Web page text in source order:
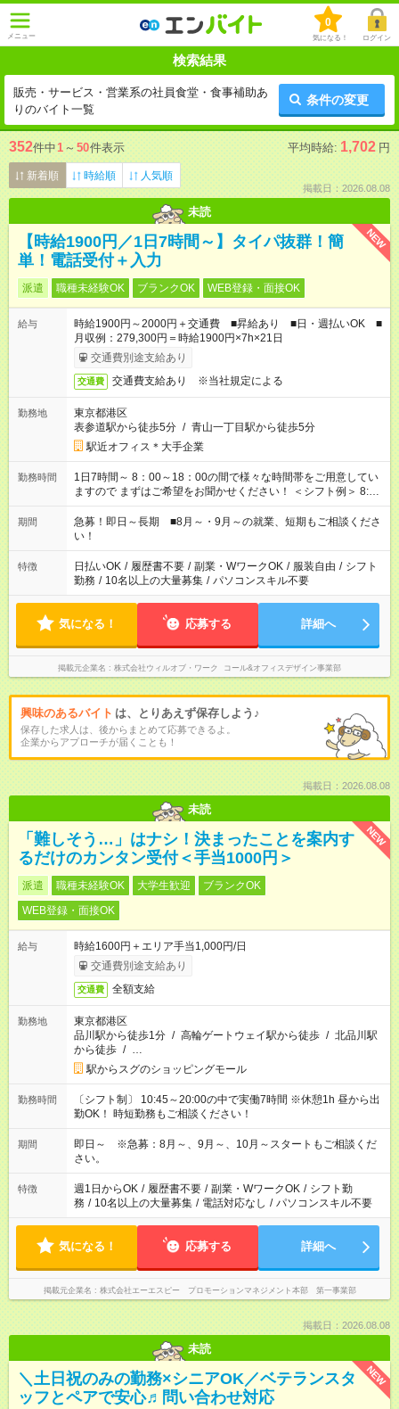
メニュー
0
気になる！ ログイン
検索結果
販売・サービス・営業系の社員食堂・食事補助あ
りのバイト一覧
条件の変更
352件中1 ～ 50件表示 平均時給: 1,702 円
新着順 時給順 人気順
掲載日：2026.08.08
未読
NEW
【時給1900円／1日7時間～】タイパ抜群！簡
単！電話受付＋入力
派遣 職種未経験OK ブランクOK WEB登録・面接OK
給与
時給1900円～2000円＋交通費 ■昇給あり ■日・週払いOK ■
月収例：279,300円＝時給1900円×7h×21日
交通費別途支給あり
交通費 交通費支給あり ※当社規定による
勤務地
東京都港区
表参道駅から徒歩5分 / 青山一丁目駅から徒歩5分
駅近オフィス＊大手企業
勤務時間
1日7時間～ 8：00～18：00の間で様々な時間帯をご用意してい
ますので まずはご希望をお聞かせください！ ＜シフト例＞ 8:00
～16:00 9:00～17:00 など！
期間
急募！即日～長期 ■8月～・9月～の就業、短期もご相談くださ
い！
特徴 日払いOK / 履歴書不要 / 副業・WワークOK / 服装自由 / シフト
勤務 / 10名以上の大量募集 / パソコンスキル不要
気になる！ 応募する 詳細へ
掲載元企業名 株式会社ウィルオブ・ワーク コール&オフィスデザイン事業部
興味のあるバイト は、とりあえず保存しよう♪
保存した求人は、後からまとめて応募できるよ。
企業からアプローチが届くことも！
掲載日：2026.08.08
未読
NEW
「難しそう…」はナシ！決まったことを案内す
るだけのカンタン受付＜手当1000円＞
派遣 職種未経験OK 大学生歓迎
ブランクOK
WEB登録・面接OK
給与
時給1600円＋エリア手当1,000円/日
交通費別途支給あり
交通費 全額支給
勤務地
東京都港区
品川駅から徒歩1分 / 高輪ゲートウェイ駅から徒歩 / 北品川駅
から徒歩 / …
駅からスグのショッピングモール
勤務時間
〔シフト制〕 10:45～20:00の中で実働7時間 ※休憩1h 昼から出
勤OK！ 時短勤務もご相談ください！
期間
即日～ ※急募：8月～、9月～、10月～スタートもご相談くだ
さい。
特徴 週1日からOK / 履歴書不要 / 副業・WワークOK / シフト勤
務 / 10名以上の大量募集 / 電話対応なし / パソコンスキル不要
気になる！ 応募する 詳細へ
掲載元企業名 株式会社エーエスピー プロモーションマネジメント本部 第一事業部
掲載日：2026.08.08
未読
NEW
＼土日祝のみの勤務×シニアOK／ベテランスタ
ッフとペアで安心♬問い合わせ対応